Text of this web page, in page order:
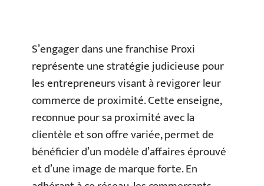
S’engager dans une franchise Proxi
représente une stratégie judicieuse pour
les entrepreneurs visant à revigorer leur
commerce de proximité. Cette enseigne,
reconnue pour sa proximité avec la
clientèle et son offre variée, permet de
bénéficier d’un modèle d’affaires éprouvé
et d’une image de marque forte. En